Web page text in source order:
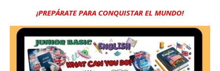
¡PREPÁRATE PARA CONQUISTAR EL MUNDO!